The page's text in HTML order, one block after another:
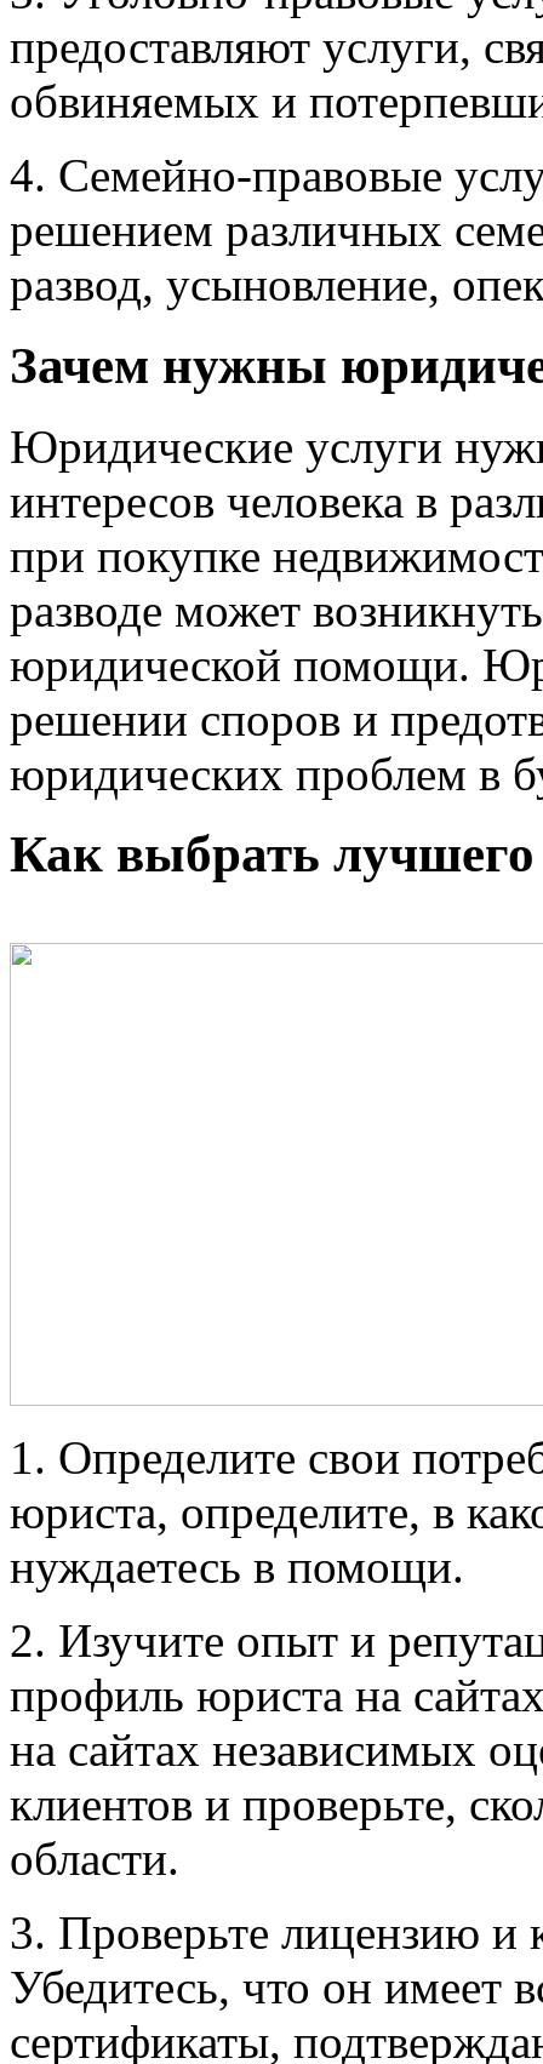
предоставляют услуги,
обвиняемых и
4. Семейно-правовые
решением различных
развод, усыновление,
Зачем нужны
Юридические услуги
интересов человека в
при покупке
разводе может
юридической помощи.
решении споров и
юридических проблем в
Как выбрать
1. Определите свои
юриста, определите, в
нуждаетесь в помощи.
2. Изучите опыт и
профиль юриста на
на сайтах независимых
клиентов и проверьте,
области.
3. Проверьте лицензию
Убедитесь, что он имеет
сертификаты,